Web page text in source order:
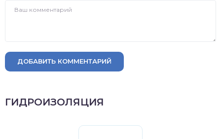
ДОБАВИТЬ КОММЕНТАРИЙ
ГИДРОИЗОЛЯЦИЯ